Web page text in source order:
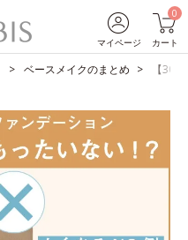
マイページ
0
カート
ベースメイクのまとめ 【30